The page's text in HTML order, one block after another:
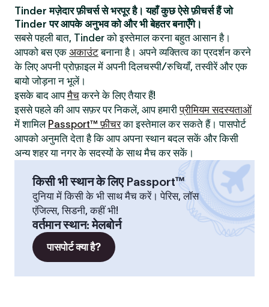
Tinder मज़ेदार फ़ीचर्स से भरपूर है। यहाँ कुछ ऐसे फ़ीचर्स हैं जो
Tinder पर आपके अनुभव को और भी बेहतर बनाएँगे।
सबसे पहली बात, Tinder को इस्तेमाल करना बहुत आसान है।
आपको बस एक अकाउंटबनाना है। अपने व्यक्तित्व का प्रदर्शन करने
के लिए अपनी प्रोफ़ाइल में अपनी दिलचस्पी/रुचियाँ, तस्वीरें और एक
बायो जोड़ना न भूलें।
इसके बाद आपमैचकरने के लिए तैयार हैं!
इससे पहले की आप सफ़र पर निकलें, आप हमारीप्रीमियम सदस्यताओं
में शामिल Passport™ फ़ीचरका इस्तेमाल कर सकते हैं। पासपोर्ट
आपको अनुमति देता है कि आप अपना स्थान बदल सकें और किसी
अन्य शहर या नगर के सदस्यों के साथ मैच कर सकें।
किसी भी स्थान के लिए Passport™
दुनिया में किसी के भी साथ मैच करें। पेरिस, लॉस
एंजिल्स, सिडनी, कहीं भी!
वर्तमान स्थान:मेलबोर्न
पासपोर्ट क्या है?